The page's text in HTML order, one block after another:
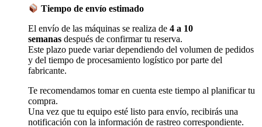
Tiempo de envío estimado
El envío de las máquinas se realiza de 4 a 10
semanas después de confirmar tu reserva.
Este plazo puede variar dependiendo del volumen de pedidos
y del tiempo de procesamiento logístico por parte del
fabricante.
Te recomendamos tomar en cuenta este tiempo al planificar tu
compra.
Una vez que tu equipo esté listo para envío, recibirás una
notificación con la información de rastreo correspondiente.